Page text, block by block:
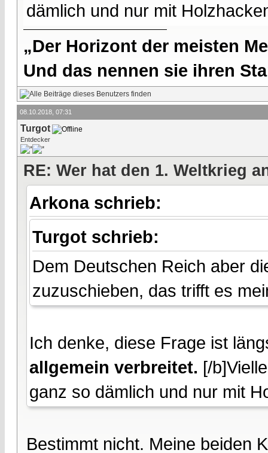
dämlich und nur mit
„Der Horizont der meisten
Und das nennen sie ihren
08.10.2018, 07:31
Turgot
Entdecker
RE: Wer hat den 1. Weltkrieg
Arkona schrieb:
Turgot schrieb:
Dem Deutschen Reich aber
zuzuschieben, das trifft es
Ich denke, diese Frage ist
allgemein verbreitet. [/
ganz so dämlich und nur mit
Bestimmt nicht. Meine beiden